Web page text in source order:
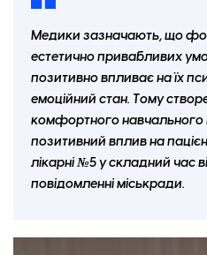
Медики зазначають, що
естетично привабливих
позитивно впливає на їх
емоційний стан. Тому
комфортного навчального
позитивний вплив на
лікарні №5 у складний час
повідомленні міськради.